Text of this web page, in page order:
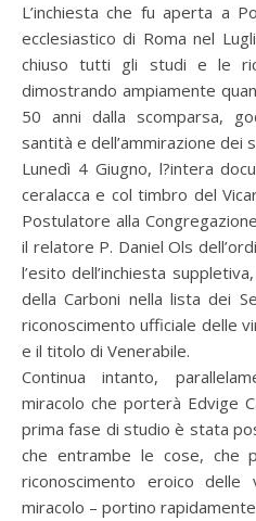
L’inchiesta che fu aperta a
ecclesiastico di Roma nel
chiuso tutti gli studi e le
dimostrando ampiamente
50 anni dalla scomparsa,
santità e dell’ammirazione dei
Lunedì 4 Giugno, l?intera
ceralacca e col timbro del
Postulatore alla
il relatore P. Daniel Ols
l’esito dell’inchiesta
della Carboni nella lista dei
riconoscimento ufficiale delle
e il titolo di Venerabile.
Continua intanto,
miracolo che porterà Edvige
prima fase di studio è stata
che entrambe le cose, che
riconoscimento eroico
miracolo – portino